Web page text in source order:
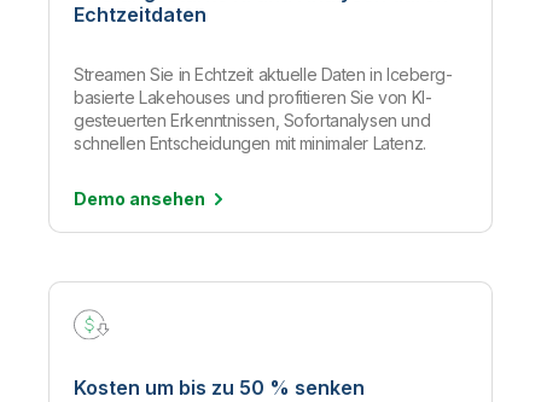
Echtzeitdaten
Streamen Sie in Echtzeit aktuelle Daten in Iceberg-
basierte Lakehouses und profitieren Sie von KI-
gesteuerten Erkenntnissen, Sofortanalysen und
schnellen Entscheidungen mit minimaler Latenz.
Demo ansehen
Kosten um bis zu 50 % senken